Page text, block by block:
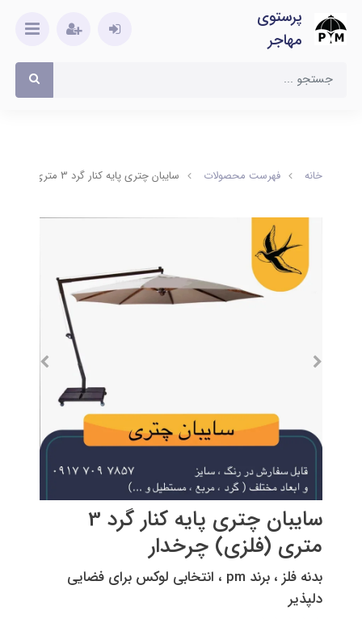
پرستوی
مهاجر
خانه فهرست محصولات سایبان چتری پایه کنار گرد 3 متری (فلزی) چرخدار
سایبان چتری پایه کنار گرد 3
متری (فلزی) چرخدار
بدنه فلز ، برند pm ، انتخابی لوکس برای فضایی
دلپذیر